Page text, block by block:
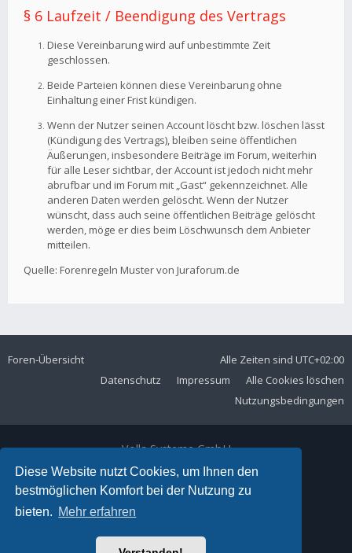
Diese Website nutzt Cookies, um Ihnen den
bestmöglichen Komfort bei der Nutzung zu
bieten. Mehr erfahren
§ 6 Laufzeit / Beendigung des Vertrags
Diese Vereinbarung wird auf unbestimmte Zeit
geschlossen.
Beide Parteien können diese Vereinbarung ohne
Einhaltung einer Frist kündigen.
Wenn der Nutzer seinen Account löscht bzw. löschen lässt
(Kündigung des Vertrags), bleiben seine öffentlichen
Äußerungen, insbesondere Beiträge im Forum, weiterhin
für alle Leser sichtbar, der Account ist jedoch nicht mehr
abrufbar und im Forum mit „Gast“ gekennzeichnet. Alle
anderen Daten werden gelöscht. Wenn der Nutzer
wünscht, dass auch seine öffentlichen Beiträge gelöscht
werden, möge er dies beim Löschwunsch dem Anbieter
mitteilen.
Quelle: Forenregeln Muster von Juraforum.de
Foren-Übersicht Alle Zeiten sind UTC+02:00
Alle Cookies löschen
Impressum
Datenschutz
Nutzungsbedingungen
Volla Systeme GmbH
Kölner Straße 102
42897 Remscheid
Telefon:+49 2191 59897 61
E-Mail: